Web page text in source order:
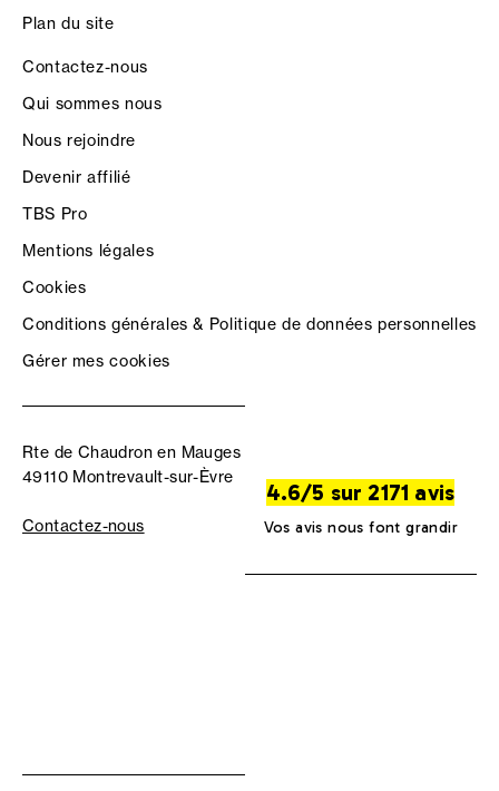
Plan du site
Contactez-nous
Qui sommes nous
Nous rejoindre
Devenir affilié
TBS Pro
Mentions légales
Cookies
Conditions générales & Politique de données personnelles
Gérer mes cookies
Rte de Chaudron en Mauges
49110 Montrevault-sur-Èvre
Contactez-nous
4.6/5 sur 2171 avis
Vos avis nous font grandir